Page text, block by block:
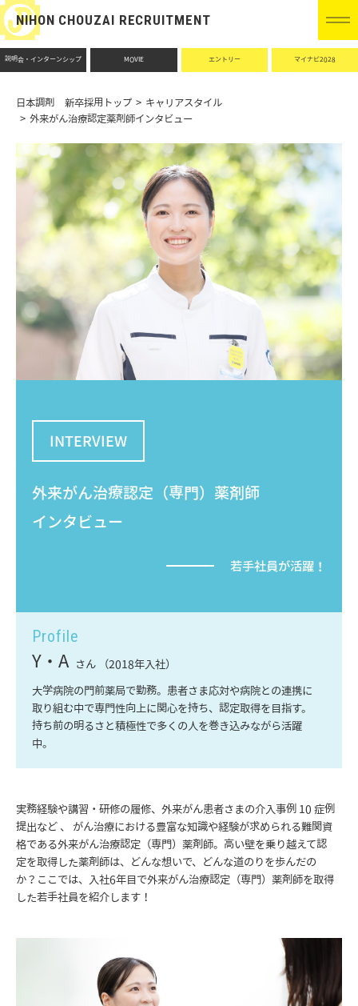
NIHON CHOUZAI RECRUITMENT
説明会・インターンシップ MOVIE エントリー マイナビ2028
日本調剤 新卒採用トップ
キャリアスタイル
外来がん治療認定薬剤師インタビュー
INTERVIEW
外来がん治療認定（専門）薬剤師
インタビュー
若手社員が活躍！
Profile
Y・A さん （2018年入社）
大学病院の門前薬局で勤務。患者さま応対や病院との連携に
取り組む中で専門性向上に関心を持ち、認定取得を目指す。
持ち前の明るさと積極性で多くの人を巻き込みながら活躍
中。
実務経験や講習・研修の履修、外来がん患者さまの介入事例 10 症例
提出など 、 がん治療における豊富な知識や経験が求められる難関資
格である外来がん治療認定（専門）薬剤師。高い壁を乗り越えて認
定を取得した薬剤師は、どんな想いで、どんな道のりを歩んだの
か？ここでは、入社6年目で外来がん治療認定（専門）薬剤師を取得
した若手社員を紹介します！